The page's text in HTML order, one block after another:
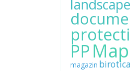
PP
magazin birotica